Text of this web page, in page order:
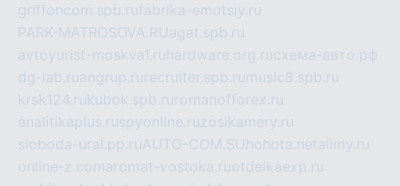
griffoncom.spb.rufabrika-emotsiy.ru
PARK-MATROSOVA.RUagat.spb.ru
avtoyurist-moskva1.ru hardware.org.ruсхема-авто.рф
dg-lab.ruangrup.ru recruiter.spb.ru music8.spb.ru
krsk124.rukubok.spb.ru romanofforex.ru
analitikaplus.ruspyonline.ruzosikamery.ru
sloboda-ural.pp.ruAUTO-COM.SU hohota.netalimy.ru
online-z.comaromat-vostoka.ruotdelkaexp.ru